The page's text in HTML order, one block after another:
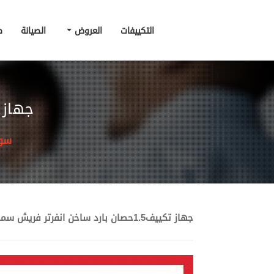
التكييفات العروض الصيانة
جهاز
جهاز تكييف1.5حصان بارد ساخن انفرتر فريش سمارت